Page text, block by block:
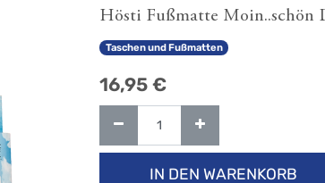
Hösti Fußmatte Moin..schön
Taschen und Fußmatten
16,95 €
IN DEN WARENKORB